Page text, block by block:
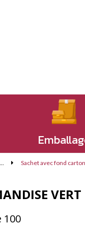
Sachet avec fond
100